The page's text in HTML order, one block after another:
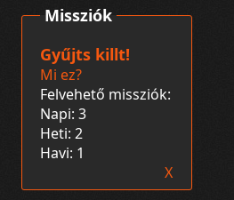
Missziók
Gyűjts killt!
Mi ez?
Felvehető missziók:
Napi: 3
Heti: 2
Havi: 1
X